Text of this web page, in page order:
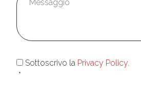
Consenso
Sottoscrivo la Privacy Policy.
*